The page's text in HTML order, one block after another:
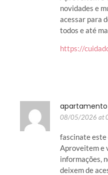
novidades e
acessar para
todos e até
https://
08/05/2026 at
fascinate
Aproveitem e
informações,
deixem de